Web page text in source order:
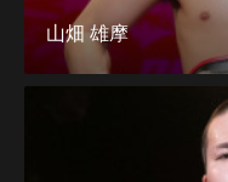
山畑 雄摩